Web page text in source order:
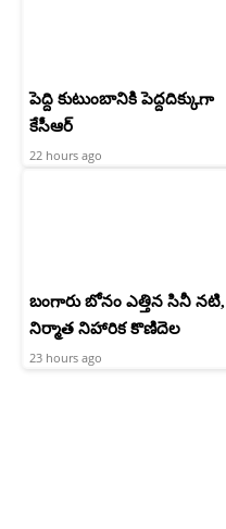
పెద్ది కుటుంబానికి పెద్దదిక్కుగా
కేసీఆర్
22 hours ago
బంగారు బోనం ఎత్తిన సినీ నటి,
నిర్మాత నిహారిక కొణిదెల
23 hours ago